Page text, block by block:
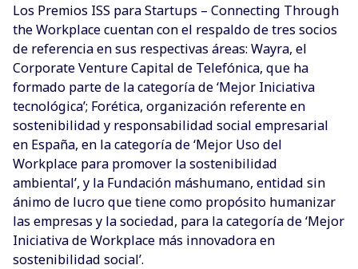
Los Premios ISS para Startups – Connecting Through
the Workplace cuentan con el respaldo de tres socios
de referencia en sus respectivas áreas: Wayra, el
Corporate Venture Capital de Telefónica, que ha
formado parte de la categoría de ‘Mejor Iniciativa
tecnológica’; Forética, organización referente en
sostenibilidad y responsabilidad social empresarial
en España, en la categoría de ‘Mejor Uso del
Workplace para promover la sostenibilidad
ambiental’, y la Fundación máshumano, entidad sin
ánimo de lucro que tiene como propósito humanizar
las empresas y la sociedad, para la categoría de ‘Mejor
Iniciativa de Workplace más innovadora en
sostenibilidad social’.